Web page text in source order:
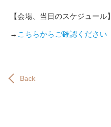
【会場、当日のスケジュール】
→ こちらからご確認ください
Back